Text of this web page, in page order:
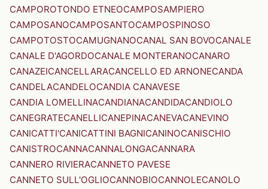
CAMPOROTONDO ETNEOCAMPOSAMPIERO
CAMPOSANOCAMPOSANTOCAMPOSPINOSO
CAMPOTOSTOCAMUGNANOCANAL SAN BOVOCANALE
CANALE D'AGORDOCANALE MONTERANOCANARO
CANAZEICANCELLARACANCELLO ED ARNONECANDA
CANDELACANDELOCANDIA CANAVESE
CANDIA LOMELLINACANDIANACANDIDACANDIOLO
CANEGRATECANELLICANEPINACANEVACANEVINO
CANICATTI'CANICATTINI BAGNICANINOCANISCHIO
CANISTROCANNACANNALONGACANNARA
CANNERO RIVIERACANNETO PAVESE
CANNETO SULL'OGLIOCANNOBIOCANNOLECANOLO